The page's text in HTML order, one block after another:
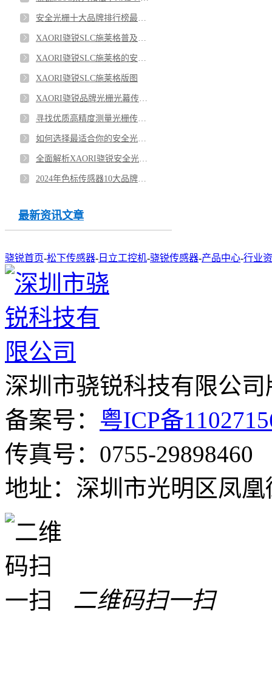
XAORI骁锐SLC施莱格版图
最新资讯文章
骁锐首页-松下传感器- 日立工控机-骁锐传感器-产品中心-行业
深圳市骁锐科技有限公司
备案号： 粤ICP备
传真号：0755-29898460
地址：深圳市光明区凤
二维码扫一扫